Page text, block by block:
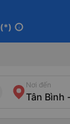
info
Nơi đến